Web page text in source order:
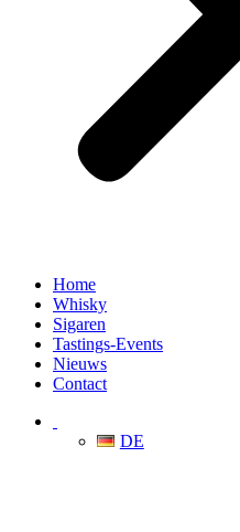
Home
Whisky
Sigaren
Tastings-Events
Nieuws
Contact
DE